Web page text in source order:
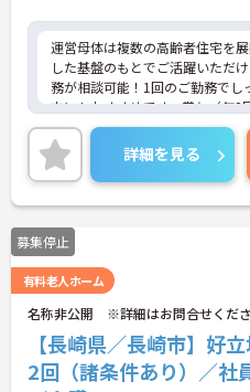
運営母体は複数の高齢者住宅を
した基盤のもとでご活躍いただ
務が相談可能！1回のご勤務でし
方にもおすすめです。賞与（年2
昇給の実績もあり、あなたの頑
価されます。無料の社員給食（1
らの復職をサポートする育児給
度（最大10万円）、資格取得支
補助）など、福利厚生も充実し
やキャリアパス制度も整っており
目指したい方にも最適です。ご興
面接対策ポイントなど、さらに詳
のでお気軽にご相談ください！
詳細を見る
募集停止
有料老人ホーム
名称非公開 ※詳細はお問合せくだ
【長崎県／長崎市】好
2回（諸条件あり）／